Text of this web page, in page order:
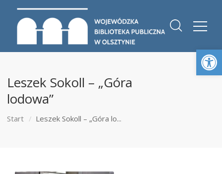
Leszek Sokoll – „Góra
lodowa”
Start Leszek Sokoll – „Góra lo...